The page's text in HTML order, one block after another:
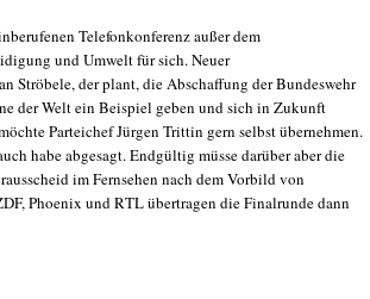
Telefonkonferenz außer dem
und Umwelt für sich. Neuer
Ströbele, der plant, die Abschaffung der Bundeswehr
der Welt ein Beispiel geben und sich in Zukunft
Parteichef Jürgen Trittin gern selbst übernehmen.
habe abgesagt. Endgültig müsse darüber aber die
im Fernsehen nach dem Vorbild von
Phoenix und RTL übertragen die Finalrunde dann